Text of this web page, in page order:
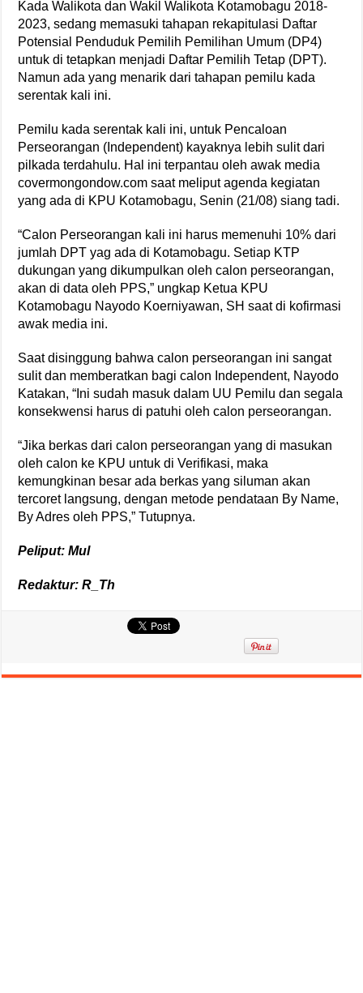
Kada Walikota dan Wakil Walikota Kotamobagu 2018-
2023, sedang memasuki tahapan rekapitulasi Daftar
Potensial Penduduk Pemilih Pemilihan Umum (DP4)
untuk di tetapkan menjadi Daftar Pemilih Tetap (DPT).
Namun ada yang menarik dari tahapan pemilu kada
serentak kali ini.
Pemilu kada serentak kali ini, untuk Pencaloan
Perseorangan (Independent) kayaknya lebih sulit dari
pilkada terdahulu. Hal ini terpantau oleh awak media
covermongondow.com saat meliput agenda kegiatan
yang ada di KPU Kotamobagu, Senin (21/08) siang tadi.
“Calon Perseorangan kali ini harus memenuhi 10% dari
jumlah DPT yag ada di Kotamobagu. Setiap KTP
dukungan yang dikumpulkan oleh calon perseorangan,
akan di data oleh PPS,” ungkap Ketua KPU
Kotamobagu Nayodo Koerniyawan, SH saat di kofirmasi
awak media ini.
Saat disinggung bahwa calon perseorangan ini sangat
sulit dan memberatkan bagi calon Independent, Nayodo
Katakan, “Ini sudah masuk dalam UU Pemilu dan segala
konsekwensi harus di patuhi oleh calon perseorangan.
“Jika berkas dari calon perseorangan yang di masukan
oleh calon ke KPU untuk di Verifikasi, maka
kemungkinan besar ada berkas yang siluman akan
tercoret langsung, dengan metode pendataan By Name,
By Adres oleh PPS,” Tutupnya.
Peliput: Mul
Redaktur: R_Th